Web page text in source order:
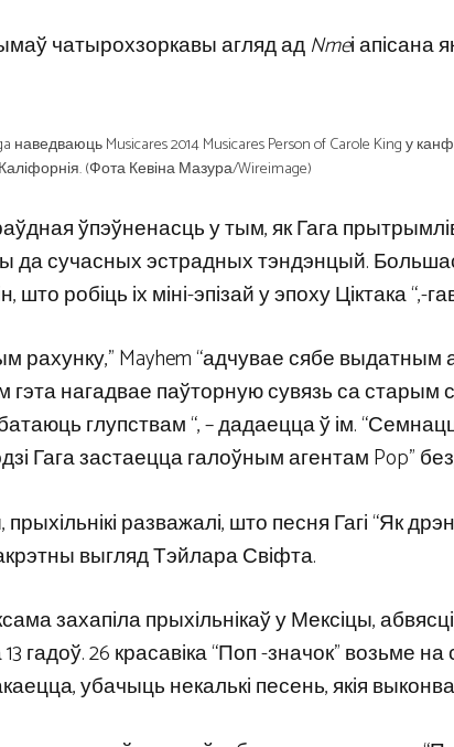
чатырохзоркавы агляд адNmeі апісана
наведваюць Musicares 2014 Musicares Person of Carole King у
(Фота Кевіна Мазура/Wireimage)
ўпэўненасць у тым, як Гага
да сучасных эстрадных тэндэнцый.
што робіць іх міні-эпізай у эпоху Ціктака
рахунку,” Mayhem “адчувае сябе
гэта нагадвае паўторную сувязь са старым
глупствам “, – дадаецца ў ім.
Гага застаецца галоўным агентам Pop”
разважалі, што песня Гагі “Як
выгляд Тэйлара Свіфта.
захапіла прыхільнікаў у Мексіцы,
гадоў. 26 красавіка “Поп -значок” возьме на
убачыць некалькі песень, якія